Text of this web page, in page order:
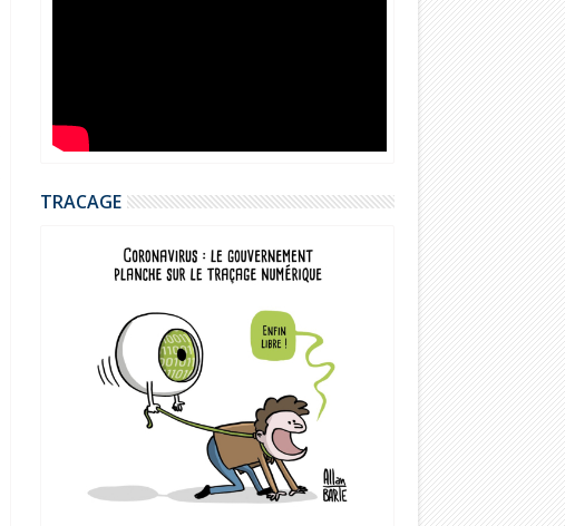
TRACAGE